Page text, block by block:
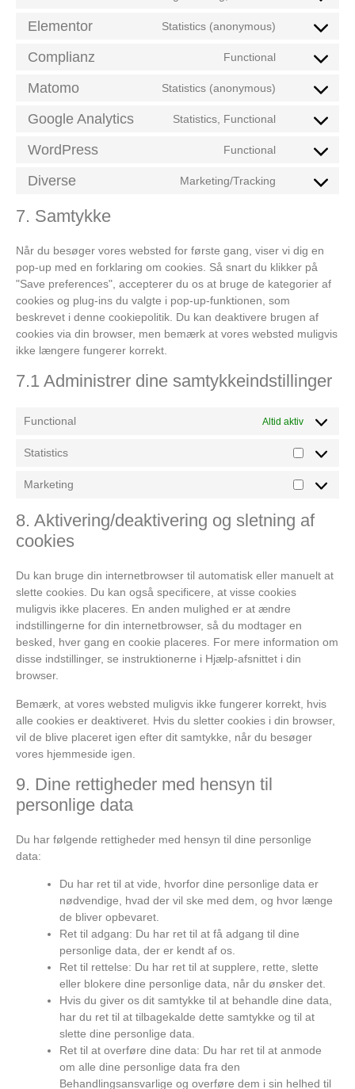
Elementor Statistics (anonymous)
Complianz Functional
Matomo Statistics (anonymous)
Google Analytics Statistics, Functional
WordPress Functional
Diverse Marketing/Tracking
7. Samtykke
Når du besøger vores websted for første gang, viser vi dig en
pop-up med en forklaring om cookies. Så snart du klikker på
"Save preferences", accepterer du os at bruge de kategorier af
cookies og plug-ins du valgte i pop-up-funktionen, som
beskrevet i denne cookiepolitik. Du kan deaktivere brugen af ​​
cookies via din browser, men bemærk at vores websted muligvis
ikke længere fungerer korrekt.
7.1 Administrer dine samtykkeindstillinger
Functional Altid aktiv
Statistics
Marketing
8. Aktivering/deaktivering og sletning af
cookies
Du kan bruge din internetbrowser til automatisk eller manuelt at
slette cookies. Du kan også specificere, at visse cookies
muligvis ikke placeres. En anden mulighed er at ændre
indstillingerne for din internetbrowser, så du modtager en
besked, hver gang en cookie placeres. For mere information om
disse indstillinger, se instruktionerne i Hjælp-afsnittet i din
browser.
Bemærk, at vores websted muligvis ikke fungerer korrekt, hvis
alle cookies er deaktiveret. Hvis du sletter cookies i din browser,
vil de blive placeret igen efter dit samtykke, når du besøger
vores hjemmeside igen.
9. Dine rettigheder med hensyn til
personlige data
Du har følgende rettigheder med hensyn til dine personlige
data:
Du har ret til at vide, hvorfor dine personlige data er
nødvendige, hvad der vil ske med dem, og hvor længe
de bliver opbevaret.
Ret til adgang: Du har ret til at få adgang til dine
personlige data, der er kendt af os.
Ret til rettelse: Du har ret til at supplere, rette, slette
eller blokere dine personlige data, når du ønsker det.
Hvis du giver os dit samtykke til at behandle dine data,
har du ret til at tilbagekalde dette samtykke og til at
slette dine personlige data.
Ret til at overføre dine data: Du har ret til at anmode
om alle dine personlige data fra den
Behandlingsansvarlige og overføre dem i sin helhed til